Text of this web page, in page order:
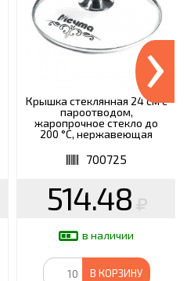
Крышка стеклянная 24 см с
пароотводом,
жаропрочное стекло до
200 °С, нержавеющая
700725
514.48
в наличии
В КОРЗИНУ
›